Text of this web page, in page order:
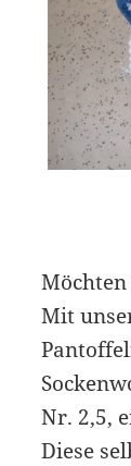
Mit
Nr. 2,5,
Diese